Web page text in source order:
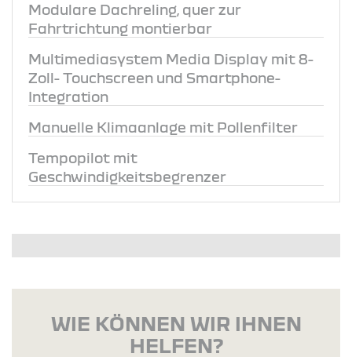
Modulare Dachreling, quer zur
Fahrtrichtung montierbar
Multimediasystem Media Display mit 8-
Zoll- Touchscreen und Smartphone-
Integration
Manuelle Klimaanlage mit Pollenfilter
Tempopilot mit
Geschwindigkeitsbegrenzer
WIE KÖNNEN WIR IHNEN
HELFEN?